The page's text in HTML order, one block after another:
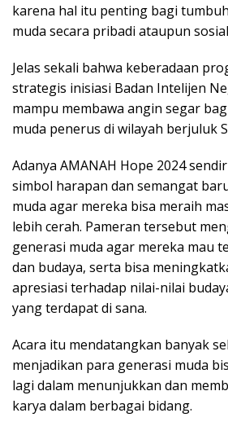
karena hal itu penting bagi
muda secara pribadi ataupun
Jelas sekali bahwa keberadaan
strategis inisiasi Badan Intelijen
mampu membawa angin segar
muda penerus di wilayah berjuluk
Adanya AMANAH Hope 2024
simbol harapan dan semangat
muda agar mereka bisa meraih
lebih cerah. Pameran tersebut
generasi muda agar mereka mau
dan budaya, serta bisa
apresiasi terhadap nilai-nilai
yang terdapat di sana.
Acara itu mendatangkan banyak
menjadikan para generasi muda
lagi dalam menunjukkan dan
karya dalam berbagai bidang.